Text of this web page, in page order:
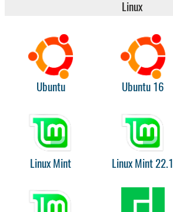
Linux
Ubuntu Ubuntu 16
Linux Mint Linux Mint 22.1